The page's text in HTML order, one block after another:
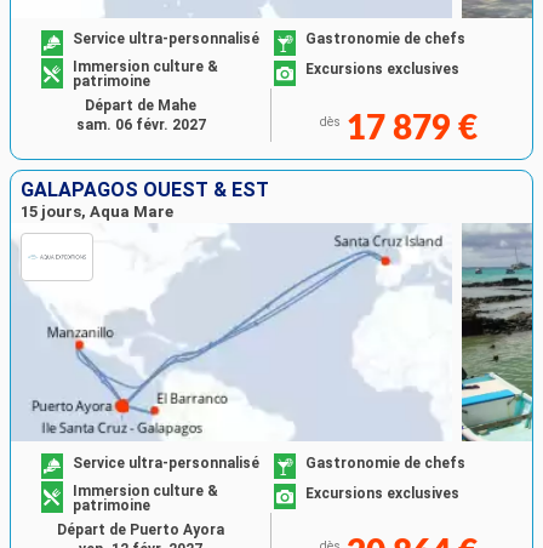
Service ultra-personnalisé
Gastronomie de chefs
Immersion culture &
patrimoine
Excursions exclusives
dès 17 879 €
Départ de Mahe
sam. 06 févr. 2027
GALAPAGOS OUEST & EST
15 jours, Aqua Mare
Service ultra-personnalisé
Gastronomie de chefs
Immersion culture &
patrimoine
Excursions exclusives
Départ de Puerto Ayora